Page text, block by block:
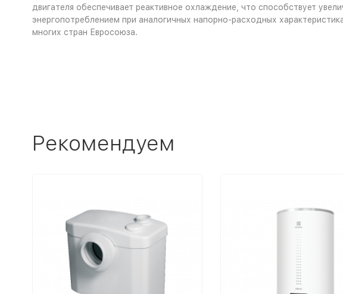
двигателя обеспечивает реактивное охлаждение, что способствует
энергопотреблением при аналогичных напорно-расходных
многих стран Евросоюза.
Рекомендуем